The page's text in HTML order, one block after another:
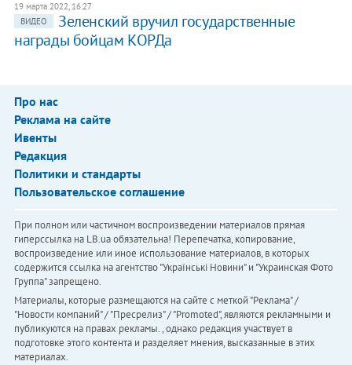
19 марта 2022, 16:27
ВИДЕО
Зеленский вручил государственные
награды бойцам КОРДа
Про нас
Реклама на сайте
Ивенты
Редакция
Политики и стандарты
Пользовательское соглашение
При полном или частичном воспроизведении материалов прямая
гиперссылка на LB.ua обязательна! Перепечатка, копирование,
воспроизведение или иное использование материалов, в которых
содержится ссылка на агентство "Українськi Новини" и "Украинская Фото
Группа" запрещено.
Материалы, которые размещаются на сайте с меткой "Реклама" /
"Новости компаний" / "Пресрелиз" / "Promoted", являются рекламными и
публикуются на правах рекламы. , однако редакция участвует в
подготовке этого контента и разделяет мнения, высказанные в этих
материалах.